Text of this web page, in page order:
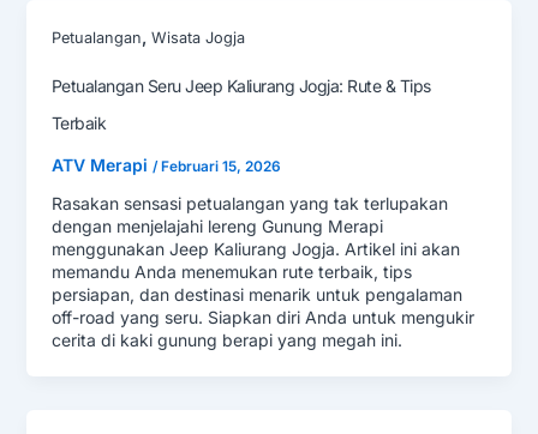
Petualangan, Wisata Jogja
Petualangan Seru Jeep Kaliurang Jogja: Rute & Tips
Terbaik
ATV Merapi / Februari 15, 2026
Rasakan sensasi petualangan yang tak terlupakan
dengan menjelajahi lereng Gunung Merapi
menggunakan Jeep Kaliurang Jogja. Artikel ini akan
memandu Anda menemukan rute terbaik, tips
persiapan, dan destinasi menarik untuk pengalaman
off-road yang seru. Siapkan diri Anda untuk mengukir
cerita di kaki gunung berapi yang megah ini.